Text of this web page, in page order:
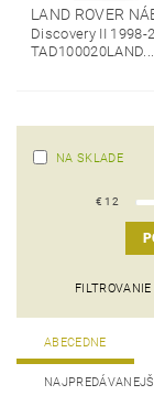
LAND ROVER
Discovery II 1998-
TAD100020LAND...
NA SKLADE
€12
ABECEDNE